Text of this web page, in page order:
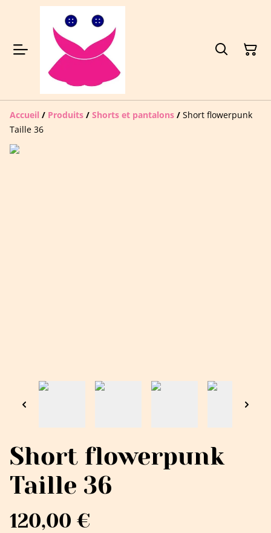
Accueil / Produits / Shorts et pantalons / Short flowerpunk
Taille 36
Short flowerpunk
Taille 36
120,00 €